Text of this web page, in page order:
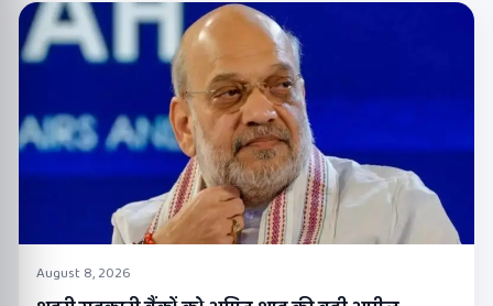
August 8, 2026